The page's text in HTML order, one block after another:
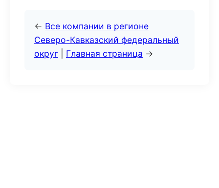
← Все компании в регионе
Северо-Кавказский федеральный
округ
Главная страница →